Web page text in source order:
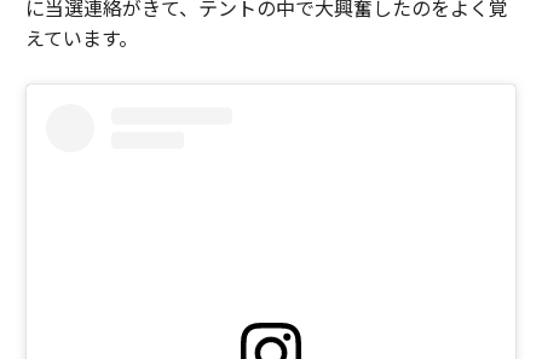
に当選連絡がきて、テントの中で大興奮したのをよく覚
えています。